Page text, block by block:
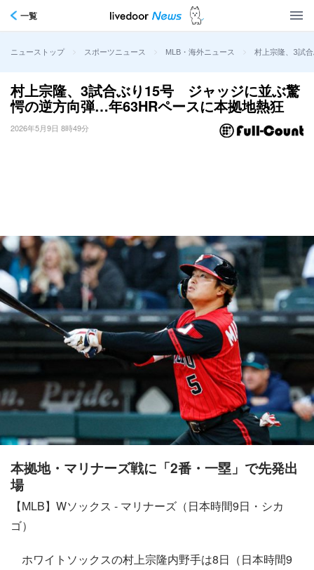
一覧
ニューストップ > スポーツニュース > MLB・海外ニュース > 村上宗隆、3試
村上宗隆、3試合ぶり15号 ジャッジに並ぶ驚
愕の逆方向弾…年63HRペースに本拠地熱狂
2026年5月9日 8時49分
本拠地・マリナーズ戦に「2番・一塁」で先発出
場
【MLB】Wソックス - マリナーズ（日本時間9日・シカ
ゴ）
ホワイトソックスの村上宗隆内野手は8日（日本時間9